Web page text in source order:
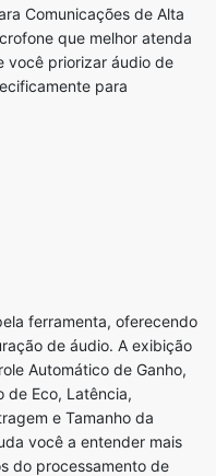
Comunicações de Alta
que melhor atenda
você priorizar áudio de
para
ferramenta, oferecendo
de áudio. A exibição
Automático de Ganho,
de Eco, Latência,
e Tamanho da
você a entender mais
do processamento de